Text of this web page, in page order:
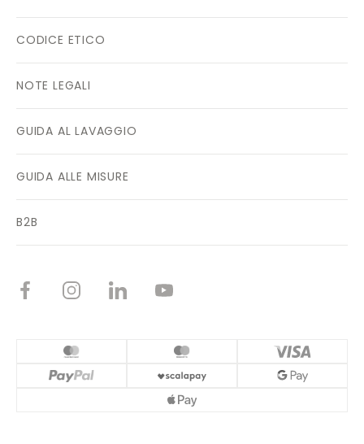
CODICE ETICO
NOTE LEGALI
GUIDA AL LAVAGGIO
GUIDA ALLE MISURE
B2B